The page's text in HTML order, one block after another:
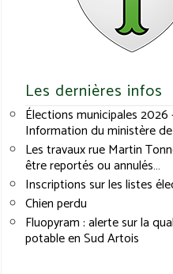
Les dernières infos
Élections municipales 2026
Information du ministère
Les travaux rue Martin
être reportés ou annulés…
Inscriptions sur les listes
Chien perdu
Fluopyram : alerte sur la
potable en Sud Artois